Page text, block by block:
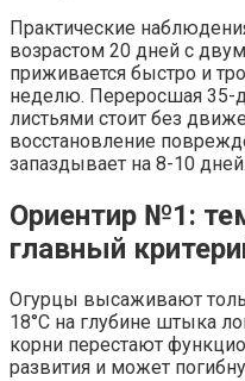
Практические
возрастом 20 дней с
приживается быстро и
неделю. Переросшая 35-
листьями стоит без
восстановление
запаздывает на 8-10 дней.
Ориентир №1:
главный
Огурцы высаживают
18°С на глубине штыка
корни перестают
развития и может